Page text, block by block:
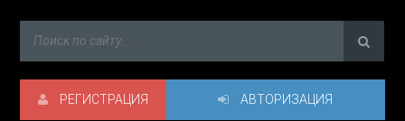
АВТОРИЗАЦИЯ
РЕГИСТРАЦИЯ